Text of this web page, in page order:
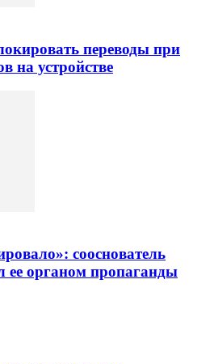
переводы при
на устройстве
сооснователь
ее органом пропаганды